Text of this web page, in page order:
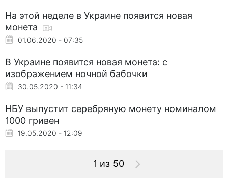
На этой неделе в Украине появится новая
монета
01.06.2020 - 07:35
В Украине появится новая монета: с
изображением ночной бабочки
30.05.2020 - 11:34
НБУ выпустит серебряную монету номиналом
1000 гривен
19.05.2020 - 12:09
1 из 50